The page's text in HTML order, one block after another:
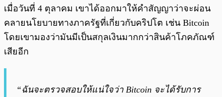
เมื่อวันที่ 4 ตุลาคม เขาได้ออกมาให้คำสัญญาว่าจะผ่อน
คลายนโยบายทางภาครัฐที่เกี่ยวกับคริปโต เช่น Bitcoin
โดยเขามองว่ามันมีเป็นสกุลเงินมากกว่าสินค้าโภคภัณฑ์
เสียอีก
“ฉันจะตรวจสอบให้แน่ใจว่า Bitcoin จะได้รับการ